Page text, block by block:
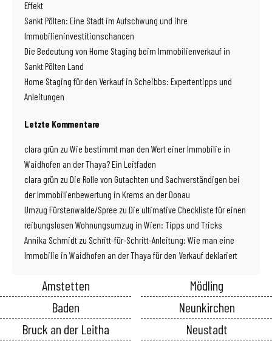
Effekt
Sankt Pölten: Eine Stadt im Aufschwung und ihre
Immobilieninvestitionschancen
Die Bedeutung von Home Staging beim Immobilienverkauf in
Sankt Pölten Land
Home Staging für den Verkauf in Scheibbs: Expertentipps und
Anleitungen
Letzte Kommentare
clara grün zu Wie bestimmt man den Wert einer Immobilie in
Waidhofen an der Thaya? Ein Leitfaden
clara grün zu Die Rolle von Gutachten und Sachverständigen bei
der Immobilienbewertung in Krems an der Donau
Umzug Fürstenwalde/Spree zu Die ultimative Checkliste für einen
reibungslosen Wohnungsumzug in Wien: Tipps und Tricks
Annika Schmidt zu Schritt-für-Schritt-Anleitung: Wie man eine
Immobilie in Waidhofen an der Thaya für den Verkauf deklariert
Amstetten
Baden
Bruck an der Leitha
Mödling
Neunkirchen
Neustadt